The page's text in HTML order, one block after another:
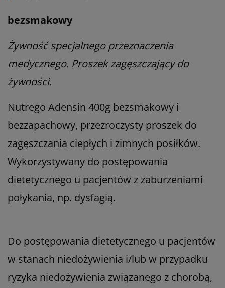
bezsmakowy
Żywność specjalnego przeznaczenia
medycznego. Proszek zagęszczający do
żywności.
Nutrego Adensin 400g bezsmakowy i
bezzapachowy, przezroczysty proszek do
zagęszczania ciepłych i zimnych posiłków.
Wykorzystywany do postępowania
dietetycznego u pacjentów z zaburzeniami
połykania, np. dysfagią.
Do postępowania dietetycznego u pacjentów
w stanach niedożywienia i/lub w przypadku
ryzyka niedożywienia związanego z chorobą,